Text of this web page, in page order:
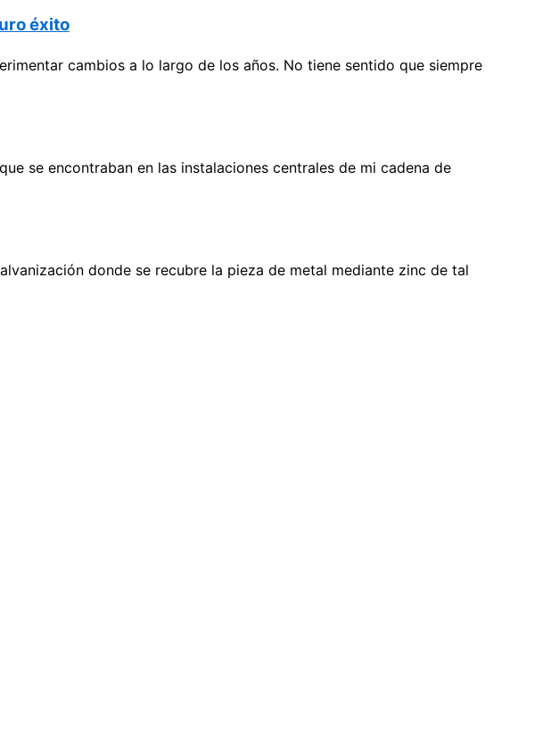
éxito
cambios a lo largo de los años. No tiene sentido que siempre
se encontraban en las instalaciones centrales de mi cadena de
donde se recubre la pieza de metal mediante zinc de tal